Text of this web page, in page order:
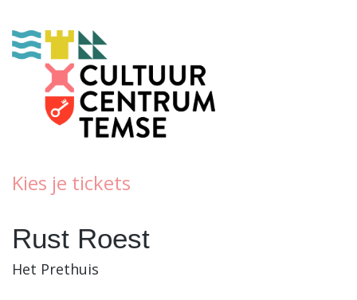
Kies je tickets
Rust Roest
Het Prethuis